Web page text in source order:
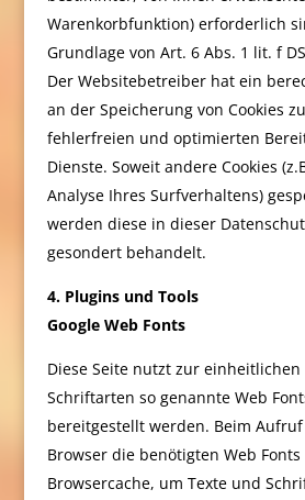
Warenkorbfunktion) erforderlich
Grundlage von Art. 6 Abs. 1 lit. f
Der Websitebetreiber hat ein
an der Speicherung von Cookies
fehlerfreien und optimierten
Dienste. Soweit andere Cookies
Analyse Ihres Surfverhaltens)
werden diese in dieser
gesondert behandelt.
4. Plugins und Tools
Google Web Fonts
Diese Seite nutzt zur
Schriftarten so genannte Web
bereitgestellt werden. Beim
Browser die benötigten Web
Browsercache, um Texte und